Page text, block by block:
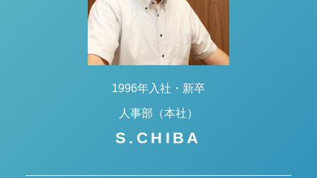
1996年入社・新卒
人事部（本社）
S.CHIBA